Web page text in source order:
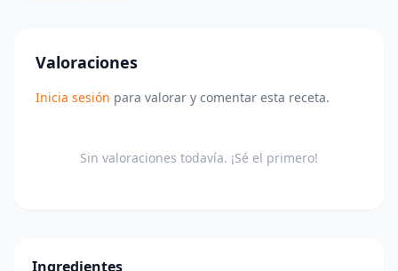
Valoraciones
Inicia sesión para valorar y comentar esta receta.
Sin valoraciones todavía. ¡Sé el primero!
Ingredientes